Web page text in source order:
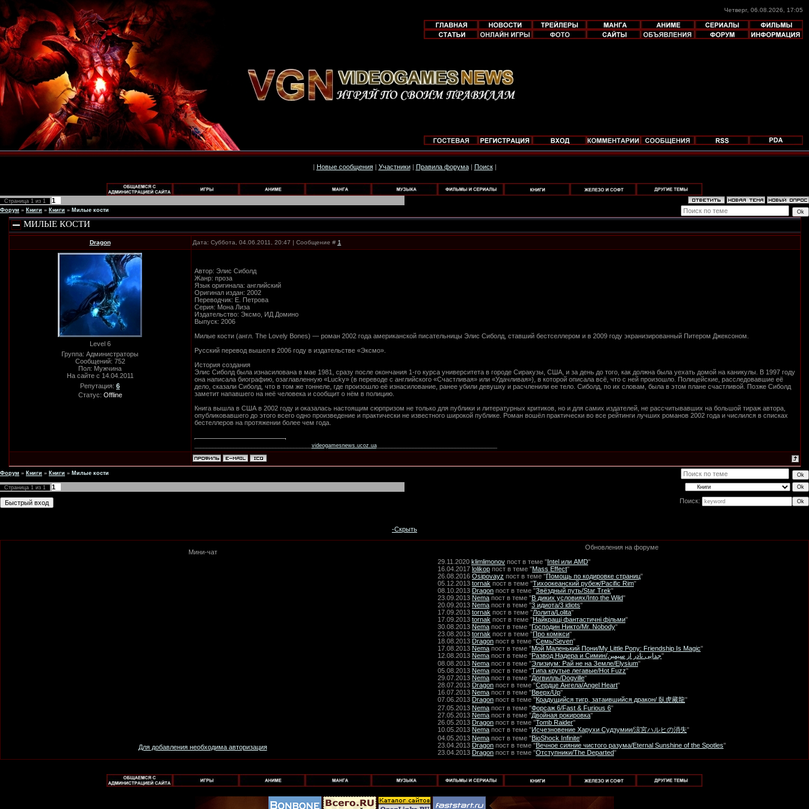
Четверг, 06.08.2026, 17:05
| Новые сообщения| Участники| Правила форума| Поиск|
Страница 1 из 1 1
Форум » Книги » Книги » Милые кости
МИЛЫЕ КОСТИ
Dragon Дата: Суббота, 04.06.2011, 20:47 | Сообщение # 1
Level 6
Группа: Администраторы
Сообщений: 752
Пол: Мужчина
На сайте с 14.04.2011
Репутация: 6
Статус: Offline
Автор: Элис Сиболд
Жанр: проза
Язык оригинала: английский
Оригинал издан: 2002
Переводчик: Е. Петрова
Серия: Мона Лиза
Издательство: Эксмо, ИД Домино
Выпуск: 2006
Милые кости (англ. The Lovely Bones) — роман 2002 года американской писательницы Элис Сиболд, ставший бестселлером и в 2009 году экранизированный Питером Джексоном.
Русский перевод вышел в 2006 году в издательстве «Эксмо».
История создания
Элис Сиболд была изнасилована в мае 1981, сразу после окончания 1-го курса университета в городе Сиракузы, США, и за день до того, как должна была уехать домой на каникулы. В 1997 году
она написала биографию, озаглавленную «Lucky» (в переводе с английского «Счастливая» или «Удачливая»), в которой описала всё, что с ней произошло. Полицейские, расследовавшие её
дело, сказали Сиболд, что в том же тоннеле, где произошло её изнасилование, ранее убили девушку и расчленили ее тело. Сиболд, по их словам, была в этом плане счастливой. Позже Сиболд
заметит напавшего на неё человека и сообщит о нём в полицию.
Книга вышла в США в 2002 году и оказалась настоящим сюрпризом не только для публики и литературных критиков, но и для самих издателей, не рассчитывавших на большой тираж автора,
опубликовавшего до этого всего одно произведение и практически не известного широкой публике. Роман вошёл практически во все рейтинги лучших романов 2002 года и числился в списках
бестеллеров на протяжении более чем года.
videogamesnews.ucoz.ua________________________________________
Форум » Книги » Книги » Милые кости
Страница 1 из 1
1
Поиск:
-Скрыть
Мини-чат
Для добавления необходима авторизация
Обновления на форуме
29.11.2020 klimlimonov пост в теме "Intel или AMD"
16.04.2017 lolikop пост в теме "Mass Effect"
26.08.2016 Osipovayz пост в теме "Помощь по кодировке страниц"
05.12.2013 tornak пост в теме "Тихоокеанский рубеж/Pacific Rim"
08.10.2013 Dragon пост в теме "Звёздный путь/Star Trek"
23.09.2013 Nema пост в теме "В диких условиях/Into the Wild"
20.09.2013 Nema пост в теме "3 идиота/3 idiots"
17.09.2013 tornak пост в теме "Лолита/Lolita"
17.09.2013 tornak пост в теме "Найкращі фантастичні фільми"
30.08.2013 Nema пост в теме "Господин Никто/Mr. Nobody"
23.08.2013 tornak пост в теме "Про комікси"
18.08.2013 Dragon пост в теме "Семь/Seven"
17.08.2013 Nema пост в теме "Мой Маленький Пони/My Little Pony: Friendship Is Magic"
12.08.2013 Nema пост в теме " Развод Надера и Симин/جدایی نادر از سیمین"
08.08.2013 Nema пост в теме "Элизиум: Рай не на Земле/Elysium"
05.08.2013 Nema пост в теме "Типа крутые легавые/Hot Fuzz"
29.07.2013 Nema пост в теме "Догвилль/Dogville"
28.07.2013 Dragon пост в теме "Сердце Ангела/Angel Heart"
16.07.2013 Nema пост в теме "Вверх/Up"
07.06.2013 Dragon пост в теме "Крадущийся тигр, затаившийся дракон/ 臥虎藏龍"
27.05.2013 Nema пост в теме "Форсаж 6/Fast & Furious 6"
27.05.2013 Nema пост в теме "Двойная рокировка"
26.05.2013 Dragon пост в теме "Tomb Raider"
10.05.2013 Nema пост в теме "Исчезновение Харухи Судзумии/涼宮ハルヒの消失"
04.05.2013 Nema пост в теме "BioShock Infinite"
23.04.2013 Dragon пост в теме "Вечное сияние чистого разума/Eternal Sunshine of the Spotles"
23.04.2013 Dragon пост в теме "Отступники/The Departed"